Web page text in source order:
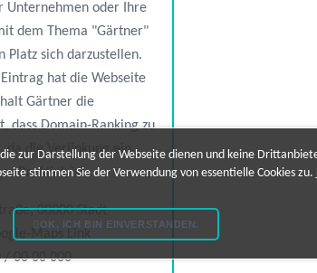
Unternehmen oder Ihre
dem Thema "Gärtner"
Platz sich darzustellen.
hat die Webseite
Gärtner die
dass Domain-Ranking zu
da die Verlinkung ein
Backlink ist.
00000 Stadt
Maps Link
/ 00 00 000
zur Darstellung der Webseite dienen und keine
stimmen Sie der Verwendung von essentielle Cookies zu.
OK, ICH BIN EINVERSTANDEN.